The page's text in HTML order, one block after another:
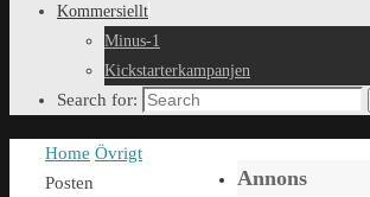
Kommersiellt
Minus-1
Kickstarterkampanjen
Search for:
Home Övrigt
Posten
Annons